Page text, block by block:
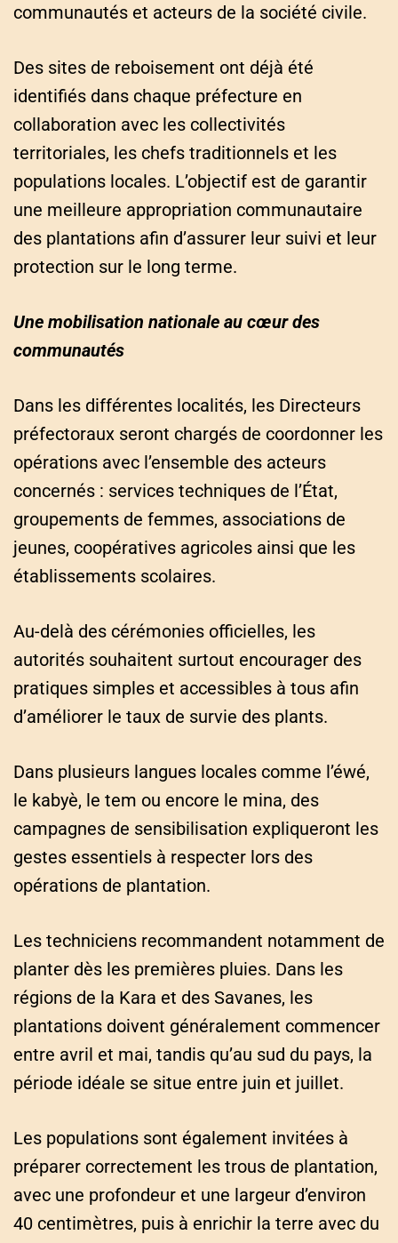
communautés et acteurs de la société civile.
Des sites de reboisement ont déjà été
identifiés dans chaque préfecture en
collaboration avec les collectivités
territoriales, les chefs traditionnels et les
populations locales. L’objectif est de garantir
une meilleure appropriation communautaire
des plantations afin d’assurer leur suivi et leur
protection sur le long terme.
Une mobilisation nationale au cœur des
communautés
Dans les différentes localités, les Directeurs
préfectoraux seront chargés de coordonner les
opérations avec l’ensemble des acteurs
concernés : services techniques de l’État,
groupements de femmes, associations de
jeunes, coopératives agricoles ainsi que les
établissements scolaires.
Au-delà des cérémonies officielles, les
autorités souhaitent surtout encourager des
pratiques simples et accessibles à tous afin
d’améliorer le taux de survie des plants.
Dans plusieurs langues locales comme l’éwé,
le kabyè, le tem ou encore le mina, des
campagnes de sensibilisation expliqueront les
gestes essentiels à respecter lors des
opérations de plantation.
Les techniciens recommandent notamment de
planter dès les premières pluies. Dans les
régions de la Kara et des Savanes, les
plantations doivent généralement commencer
entre avril et mai, tandis qu’au sud du pays, la
période idéale se situe entre juin et juillet.
Les populations sont également invitées à
préparer correctement les trous de plantation,
avec une profondeur et une largeur d’environ
40 centimètres, puis à enrichir la terre avec du